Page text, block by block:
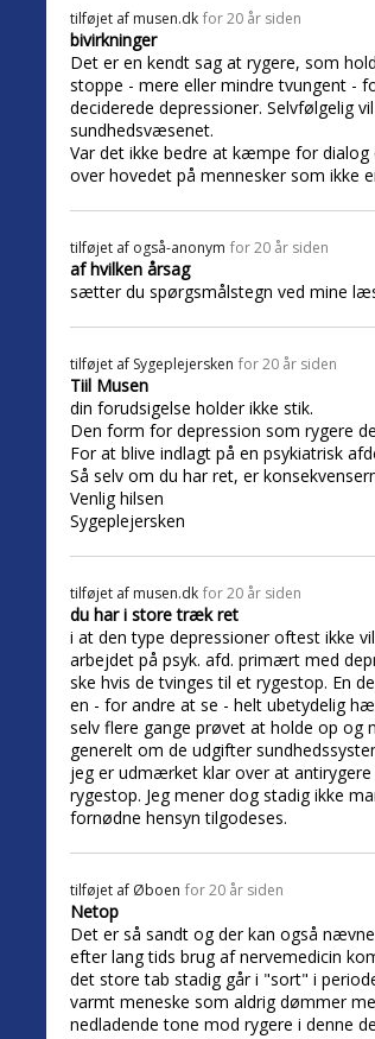
tilføjet af musen.dk for 20 år siden
bivirkninger
Det er en kendt sag at rygere, som
stoppe - mere eller mindre tvungent -
deciderede depressioner. Selvfølgelig
sundhedsvæsenet.
Var det ikke bedre at kæmpe for dialog
over hovedet på mennesker som ikke
tilføjet af også-anonym for 20 år siden
af hvilken årsag
sætter du spørgsmålstegn ved mine
tilføjet af Sygeplejersken for 20 år siden
Tiil Musen
din forudsigelse holder ikke stik.
Den form for depression som rygere
For at blive indlagt på en psykiatrisk
Så selv om du har ret, er
Venlig hilsen
Sygeplejersken
tilføjet af musen.dk for 20 år siden
du har i store træk ret
i at den type depressioner oftest ikke
arbejdet på psyk. afd. primært med
ske hvis de tvinges til et rygestop. En
en - for andre at se - helt ubetydelig
selv flere gange prøvet at holde op og
generelt om de udgifter
jeg er udmærket klar over at
rygestop. Jeg mener dog stadig ikke
fornødne hensyn tilgodeses.
tilføjet af Øboen for 20 år siden
Netop
Det er så sandt og der kan også
efter lang tids brug af nervemedicin
det store tab stadig går i "sort" i
varmt meneske som aldrig dømmer
nedladende tone mod rygere i denne